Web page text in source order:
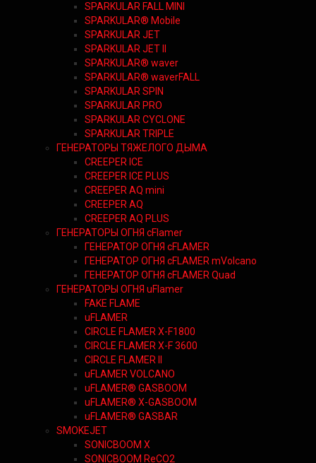
SPARKULAR FALL MINI
SPARKULAR® Mobile
SPARKULAR JET
SPARKULAR JET II
SPARKULAR® waver
SPARKULAR® waverFALL
SPARKULAR SPIN
SPARKULAR PRO
SPARKULAR CYCLONE
SPARKULAR TRIPLE
ГЕНЕРАТОРЫ ТЯЖЕЛОГО ДЫМА
CREEPER ICE
CREEPER ICE PLUS
CREEPER AQ mini
CREEPER AQ
CREEPER AQ PLUS
ГЕНЕРАТОРЫ ОГНЯ cFlamer
ГЕНЕРАТОР ОГНЯ сFLAMER
ГЕНЕРАТОР ОГНЯ сFLAMER mVolcano
ГЕНЕРАТОР ОГНЯ сFLAMER Quad
ГЕНЕРАТОРЫ ОГНЯ uFlamer
FAKE FLAME
uFLAMER
CIRCLE FLAMER X-F1800
CIRCLE FLAMER X-F 3600
CIRCLE FLAMER II
uFLAMER VOLCANO
uFLAMER® GASBOOM
uFLAMER® X-GASBOOM
uFLAMER® GASBAR
SMOKEJET
SONICBOOM X
SONICBOOM ReCO2